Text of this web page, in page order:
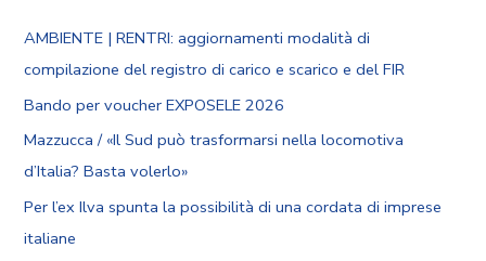
AMBIENTE | RENTRI: aggiornamenti modalità di
compilazione del registro di carico e scarico e del FIR
Bando per voucher EXPOSELE 2026
Mazzucca / «Il Sud può trasformarsi nella locomotiva
d’Italia? Basta volerlo»
Per l’ex Ilva spunta la possibilità di una cordata di imprese
italiane